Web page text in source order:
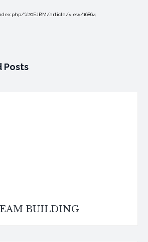
%20EJBM/article/view/16864
Posts
BUILDING